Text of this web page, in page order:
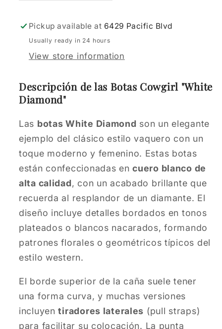
Pickup available at 6429 Pacific Blvd
Usually ready in 24 hours
View store information
Descripción de las Botas Cowgirl "White
Diamond"
Las botas White Diamond son un elegante
ejemplo del clásico estilo vaquero con un
toque moderno y femenino. Estas botas
están confeccionadas encuero blanco de
alta calidad, con un acabado brillante que
recuerda al resplandor de un diamante. El
diseño incluye detalles bordados en tonos
plateados o blancos nacarados, formando
patrones florales o geométricos típicos del
estilo western.
El borde superior de la caña suele tener
una forma curva, y muchas versiones
incluyentiradores laterales (pull straps)
para facilitar su colocación. La punta